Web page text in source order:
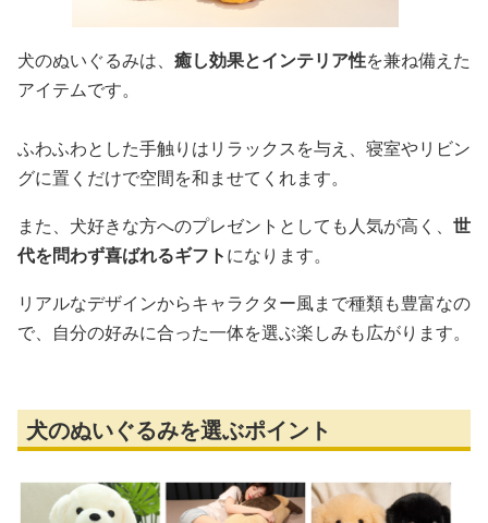
犬のぬいぐるみは、 癒し効果とインテリア性を兼ね備えた
アイテムです。
ふわふわとした手触りはリラックスを与え、寝室やリビン
グに置くだけで空間を和ませてくれます。
また、犬好きな方へのプレゼントとしても人気が高く、 世
代を問わず喜ばれるギフトになります。
リアルなデザインからキャラクター風まで種類も豊富なの
で、自分の好みに合った一体を選ぶ楽しみも広がります。
犬のぬいぐるみを選ぶポイント